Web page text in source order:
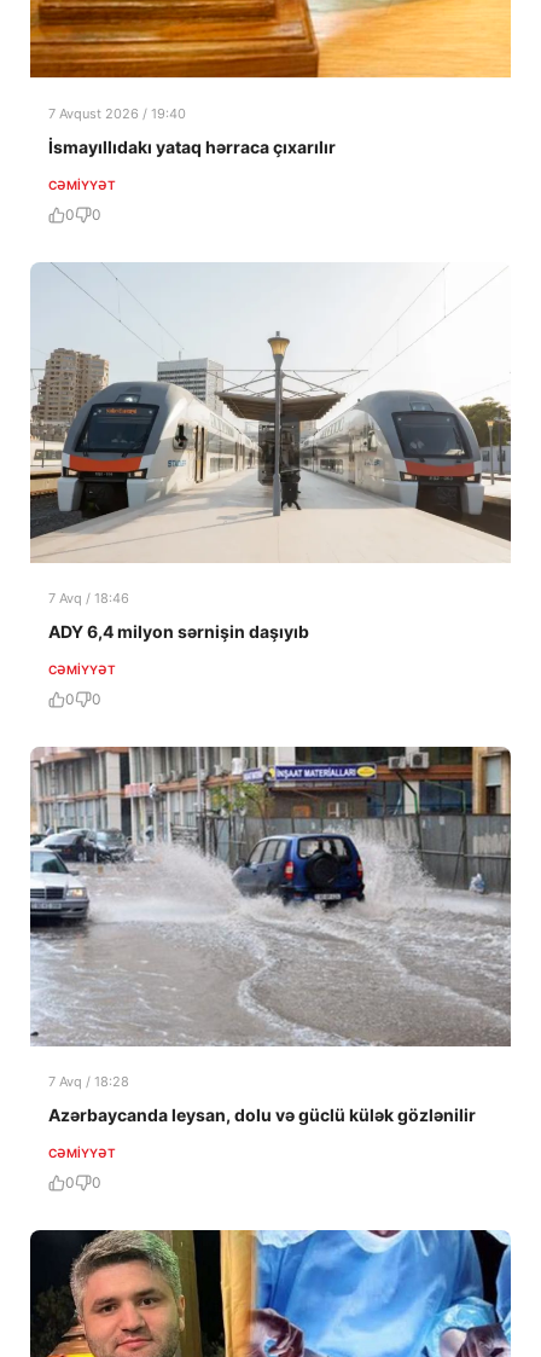
7 Avqust 2026 / 19:40
İsmayıllıdakı yataq hərraca çıxarılır
CƏMIYYƏT
0 0
7 Avq / 18:46
ADY 6,4 milyon sərnişin daşıyıb
CƏMIYYƏT
0 0
7 Avq / 18:28
Azərbaycanda leysan, dolu və güclü külək gözlənilir
CƏMIYYƏT
0 0